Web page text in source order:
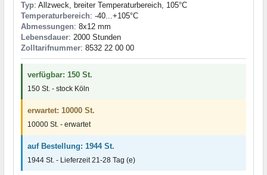
Typ: Allzweck, breiter Temperaturbereich, 105°C
Temperaturbereich: -40...+105°C
Abmessungen: 8x12 mm
Lebensdauer: 2000 Stunden
Zolltarifnummer: 8532 22 00 00
verfügbar: 150 St.
150 St. - stock Köln
erwartet: 10000 St.
10000 St. - erwartet
auf Bestellung: 1944 St.
1944 St. - Lieferzeit 21-28 Tag (e)